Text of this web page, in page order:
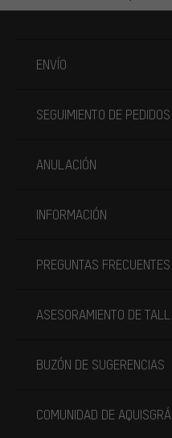
ENVÍO
SEGUIMIENTO DE PEDIDOS
ANULACIÓN
INFORMACIÓN
PREGUNTAS FRECUENTES
ASESORAMIENTO DE
BUZÓN DE SUGERENCIAS
COMUNIDAD DE